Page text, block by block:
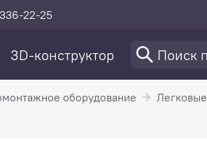
22-25
3D-конструктор
оборудование